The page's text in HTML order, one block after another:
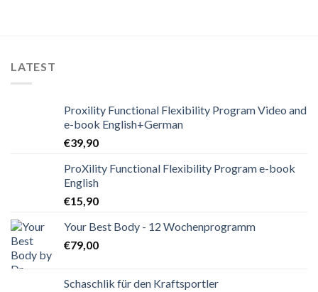
LATEST
Proxility Functional Flexibility Program Video and
e-book English+German
€39,90
ProXility Functional Flexibility Program e-book
English
€15,90
Your Best Body - 12 Wochenprogramm
€79,00
Schaschlik für den Kraftsportler